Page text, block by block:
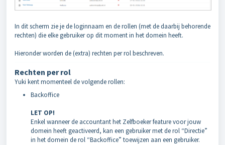
In dit scherm zie je de loginnaam en de rollen (met de daarbij behorende
rechten) die elke gebruiker op dit moment in het domein heeft.
Hieronder worden de (extra) rechten per rol beschreven.
Rechten per rol
Yuki kent momenteel de volgende rollen:
Backoffice
LET OP!
Enkel wanneer de accountant het Zelfboeker feature voor jouw
domein heeft geactiveerd, kan een gebruiker met de rol “Directie”
in het domein de rol “Backoffice” toewijzen aan een gebruiker.